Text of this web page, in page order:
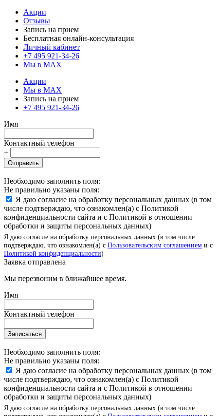
Акции
Отзывы
Запись на прием
Бесплатная онлайн-консультация
Личный кабинет
+7 495 921-34-26
Мы в MAX
Акции
Мы в MAX
Запись на прием
+7 495 921-34-26
Имя
Контактный телефон
+
Отправить
Необходимо заполнить поля:
Не правильно указаны поля:
Я даю согласие на обработку персональных данных (в том
числе подтверждаю, что ознакомлен(а) с Политикой
конфиденциальности сайта и с Политикой в отношении
обработки и защиты персональных данных)
Я даю согласие на обработку персональных данных (в том числе
подтверждаю, что ознакомлен(а) с Пользовательским соглашением и с
Политикой конфиденциальности)
Заявка отправлена
Мы перезвоним в ближайшее время.
Имя
Контактный телефон
Записаться
Необходимо заполнить поля:
Не правильно указаны поля:
Я даю согласие на обработку персональных данных (в том
числе подтверждаю, что ознакомлен(а) с Политикой
конфиденциальности сайта и с Политикой в отношении
обработки и защиты персональных данных)
Я даю согласие на обработку персональных данных (в том числе